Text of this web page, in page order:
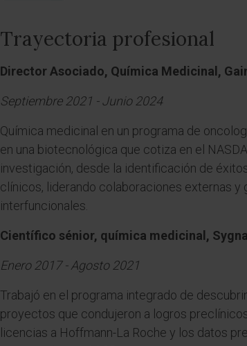
Trayectoria profesional
Director Asociado, Química Medicinal,
Septiembre 2021 - Junio 2024
Química medicinal en un programa de
en una biotecnológica que cotiza en el
investigación, desde la identificación de
clínicos, liderando colaboraciones externas
interfuncionales.
Científico sénior, química medicinal,
Enero 2017 - Agosto 2021
Trabajó en el programa integrado de
proyectos que condujeron a logros
licencias a Hoffmann-La Roche y los datos